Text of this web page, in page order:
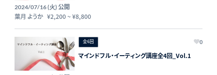
2024/07/16 (火) 公開
葉月 ようか ¥2,200~¥8,800
全6回 0
マインドフル・イーティング講座全4回_Vol.1